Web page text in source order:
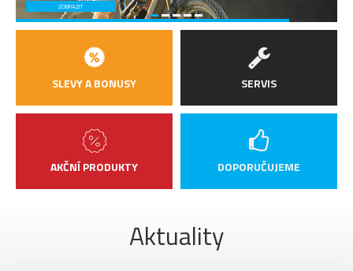
ZOBRAZIT
SLEVY A BONUSY
AKČNÍ PRODUKTY
SERVIS
DOPORUČUJEME
Aktuality